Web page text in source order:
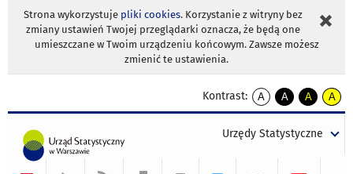
Strona wykorzystuje pliki cookies. Korzystanie z witryny bez
zmiany ustawień Twojej przeglądarki oznacza, że będą one
umieszczane w Twoim urządzeniu końcowym. Zawsze możesz
zmienić te ustawienia.
Kontrast:
A
kontrast
A
kontrast
tekst
czarnym
A
kontrast
tekst
czarnym
A
tekst
żółtym
Urzędy Statystyczne